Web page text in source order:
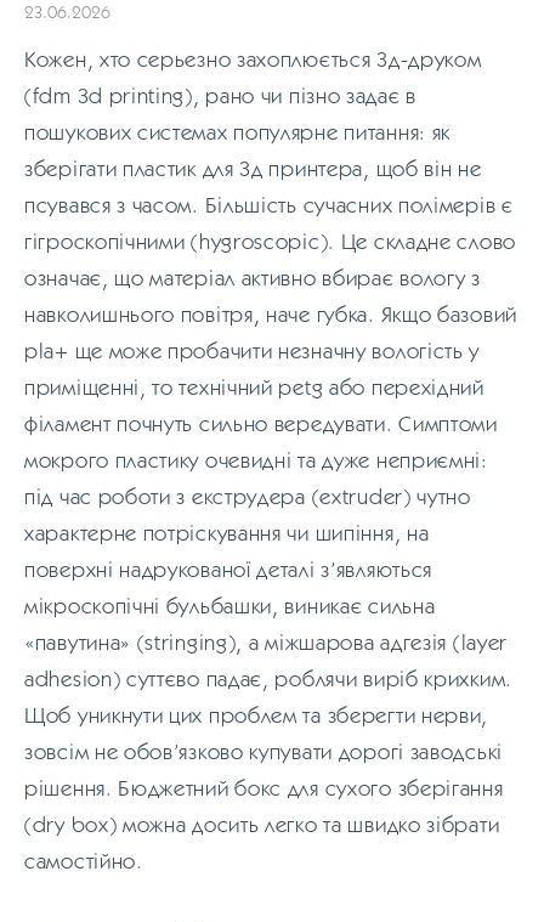
23.06.2026
Кожен, хто серьезно захоплюється 3д-друком
(fdm 3d printing), рано чи пізно задає в
пошукових системах популярне питання: як
зберігати пластик для 3д принтера, щоб він не
псувався з часом. Більшість сучасних полімерів є
гігроскопічними (hygroscopic). Це складне слово
означає, що матеріал активно вбирає вологу з
навколишнього повітря, наче губка. Якщо базовий
pla+ ще може пробачити незначну вологість у
приміщенні, то технічний petg або перехідний
філамент почнуть сильно вередувати. Симптоми
мокрого пластику очевидні та дуже неприємні:
під час роботи з екструдера (extruder) чутно
характерне потріскування чи шипіння, на
поверхні надрукованої деталі з’являються
мікроскопічні бульбашки, виникає сильна
«павутина» (stringing), а міжшарова адгезія (layer
adhesion) суттєво падає, роблячи виріб крихким.
Щоб уникнути цих проблем та зберегти нерви,
зовсім не обов’язково купувати дорогі заводські
рішення. Бюджетний бокс для сухого зберігання
(dry box) можна досить легко та швидко зібрати
самостійно.